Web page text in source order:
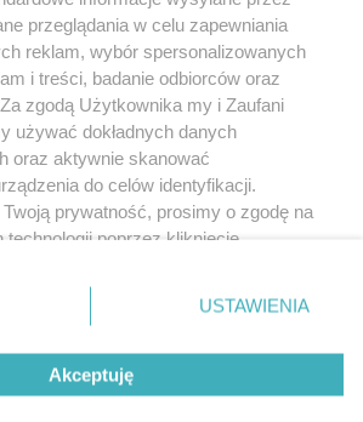
O nas
Informacje prawne
Nasze serwisy
przeglądania w celu zapewniania
reklam, wybór spersonalizowanych
i treści, badanie odbiorców oraz
zgodą Użytkownika my i Zaufani
używać dokładnych danych
oraz aktywnie skanować
do celów identyfikacji.
prywatność, prosimy o zgodę na
technologii poprzez kliknięcie
przycisk ustawień prywatności
dolnym rogu strony
danych nie wymagają zgody
prawo sprzeciwić się takiemu
będą miały zastosowanie tylko
USTAWIENIA
Akceptuję